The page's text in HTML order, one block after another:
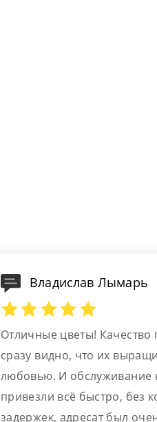
Владислав Лымарь
Отличные цветы! Качество
сразу видно, что их
любовью. И обслуживание
привезли всё быстро, без
задержек, адресат был